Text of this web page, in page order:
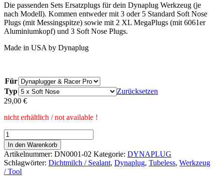
Die passenden Sets Ersatzplugs für dein Dynaplug Werkzeug (je
nach Modell). Kommen entweder mit 3 oder 5 Standard Soft Nose
Plugs (mit Messingspitze) sowie mit 2 XL MegaPlugs (mit 6061er
Aluminiumkopf) und 3 Soft Nose Plugs.
Made in USA by Dynaplug
Für
Typ
Zurücksetzen
29,00 €
nicht erhältlich / not available !
Dynaplug
Nachfüllpackung
Menge
In den Warenkorb
Artikelnummer: DN0001-02 Kategorie: DYNAPLUG
Schlagwörter: Dichtmilch / Sealant, Dynaplug, Tubeless, Werkzeug
/ Tool